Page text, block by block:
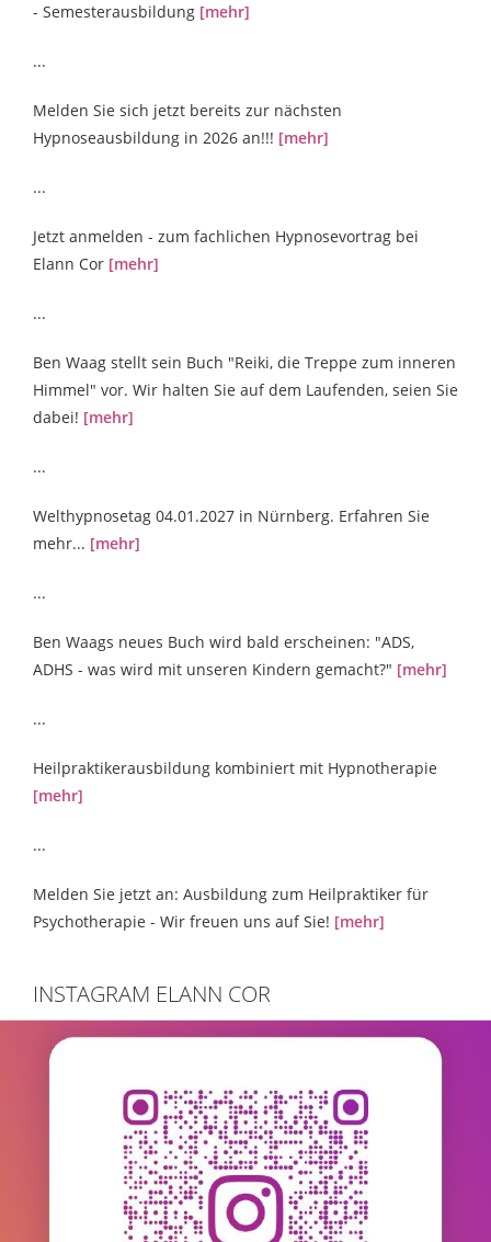
- Semesterausbildung [mehr]
...
Melden Sie sich jetzt bereits zur nächsten
Hypnoseausbildung in 2026 an!!! [mehr]
...
Jetzt anmelden - zum fachlichen Hypnosevortrag bei
Elann Cor [mehr]
...
Ben Waag stellt sein Buch "Reiki, die Treppe zum inneren
Himmel" vor. Wir halten Sie auf dem Laufenden, seien Sie
dabei! [mehr]
...
Welthypnosetag 04.01.2027 in Nürnberg. Erfahren Sie
mehr... [mehr]
...
Ben Waags neues Buch wird bald erscheinen: "ADS,
ADHS - was wird mit unseren Kindern gemacht?" [mehr]
...
Heilpraktikerausbildung kombiniert mit Hypnotherapie
[mehr]
...
Melden Sie jetzt an: Ausbildung zum Heilpraktiker für
Psychotherapie - Wir freuen uns auf Sie! [mehr]
INSTAGRAM ELANN COR